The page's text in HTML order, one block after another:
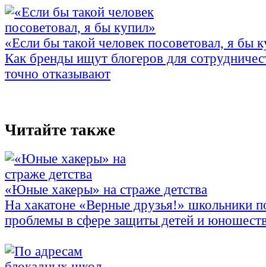
«Если бы такой человек посоветовал, я бы
Как бренды ищут блогеров для
точно отказывают
Читайте также
«Юные хакеры» на страже детства
На хакатоне «Верные друзья!» школьники
проблемы в сфере защиты детей и